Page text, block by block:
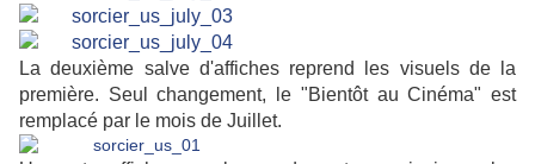
La deuxième salve d'affiches reprend les visuels de la
première. Seul changement, le "Bientôt au Cinéma" est
remplacé par le mois de Juillet.